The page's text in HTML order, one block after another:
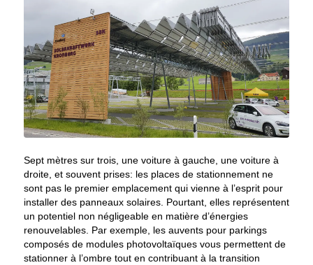
Sept mètres sur trois, une voiture à gauche, une voiture à
droite, et souvent prises: les places de stationnement ne
sont pas le premier emplacement qui vienne à l’esprit pour
installer des panneaux solaires. Pourtant, elles représentent
un potentiel non négligeable en matière d’énergies
renouvelables. Par exemple, les auvents pour parkings
composés de modules photovoltaïques vous permettent de
stationner à l’ombre tout en contribuant à la transition